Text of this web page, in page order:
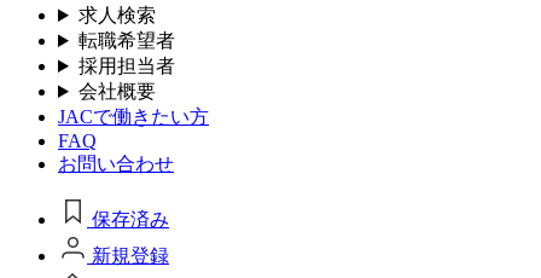
求人検索
転職希望者
採用担当者
会社概要
JACで働きたい方
FAQ
お問い合わせ
保存済み
新規登録